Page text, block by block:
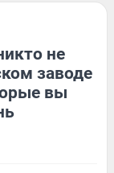
не
заводе
вы